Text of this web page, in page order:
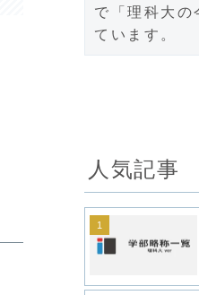
で「理科大の
ています。
人気記事